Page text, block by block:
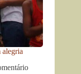
alegria